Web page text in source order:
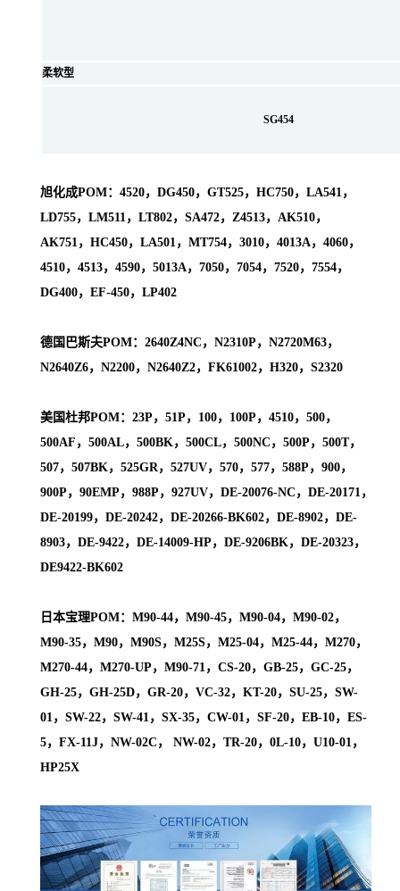
柔软型
SG454
旭化成POM：4520，DG450，GT525，HC750，LA541，
LD755，LM511，LT802，SA472，Z4513，AK510，
AK751，HC450，LA501，MT754，3010，4013A，4060，
4510，4513，4590，5013A，7050，7054，7520，7554，
DG400，EF-450，LP402
德国巴斯夫POM：2640Z4NC，N2310P，N2720M63，
N2640Z6，N2200，N2640Z2，FK61002，H320，S2320
美国杜邦POM：23P，51P，100，100P，4510，500，
500AF，500AL，500BK，500CL，500NC，500P，500T，
507，507BK，525GR，527UV，570，577，588P，900，
900P，90EMP，988P，927UV，DE-20076-NC，DE-20171，
DE-20199，DE-20242，DE-20266-BK602，DE-8902，DE-
8903，DE-9422，DE-14009-HP，DE-9206BK，DE-20323，
DE9422-BK602
日本宝理POM：M90-44，M90-45，M90-04，M90-02，
M90-35，M90，M90S，M25S，M25-04，M25-44，M270，
M270-44，M270-UP，M90-71，CS-20，GB-25，GC-25，
GH-25，GH-25D，GR-20，VC-32，KT-20，SU-25，SW-
01，SW-22，SW-41，SX-35，CW-01，SF-20，EB-10，ES-
5，FX-11J，NW-02C， NW-02，TR-20，0L-10，U10-01，
HP25X